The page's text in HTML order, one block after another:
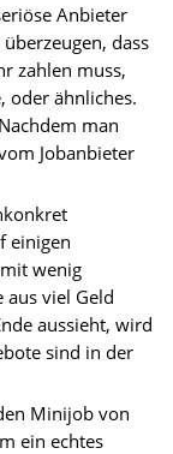
Anbieter
dass
zahlen muss,
ähnliches.
man
Jobanbieter
einigen
wenig
viel Geld
aussieht, wird
sind in der
Minijob von
ein echtes